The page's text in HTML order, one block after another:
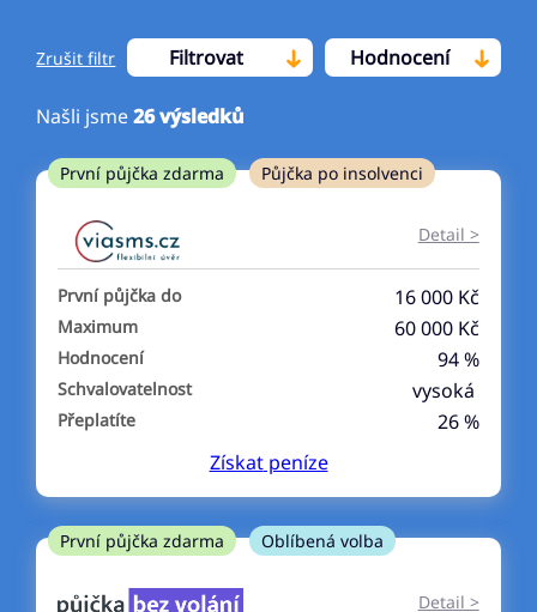
Zrušit filtr Filtrovat Hodnocení
Od
První půjčka zdarma
–
ano
ne
ano
ne
V exekuci
Našli jsme26výsledků
První půjčka zdarma Půjčka po insolvenci
Detail >
První půjčka do 16 000 Kč
Maximum 60 000 Kč
Hodnocení 94 %
Schvalovatelnost vysoká
Přeplatíte
26 %
Získatpeníze
První půjčka zdarma Oblíbená volba
Detail >